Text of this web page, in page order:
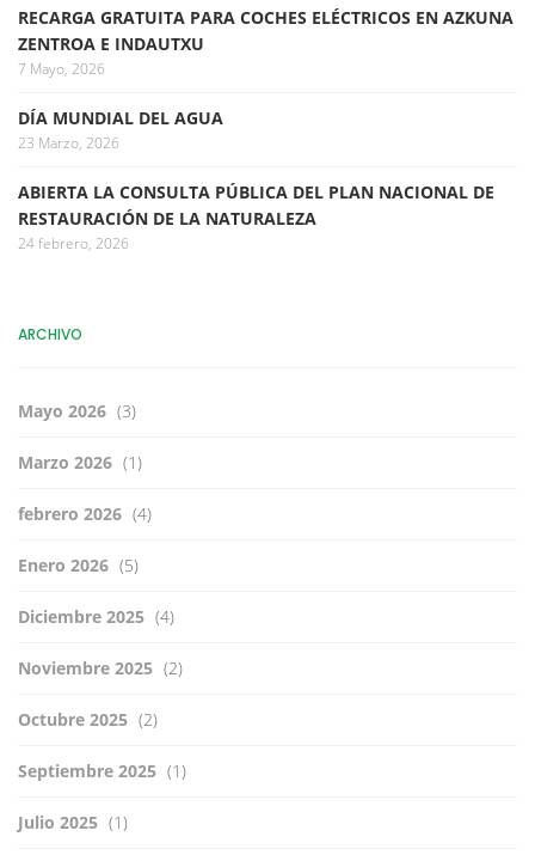
RECARGA GRATUITA PARA COCHES ELÉCTRICOS EN AZKUNA
ZENTROA E INDAUTXU
7 Mayo, 2026
DÍA MUNDIAL DEL AGUA
23 Marzo, 2026
ABIERTA LA CONSULTA PÚBLICA DEL PLAN NACIONAL DE
RESTAURACIÓN DE LA NATURALEZA
24 febrero, 2026
ARCHIVO
Mayo 2026 (3)
Marzo 2026 (1)
febrero 2026 (4)
Enero 2026 (5)
Diciembre 2025 (4)
Noviembre 2025 (2)
Octubre 2025 (2)
Septiembre 2025 (1)
Julio 2025 (1)